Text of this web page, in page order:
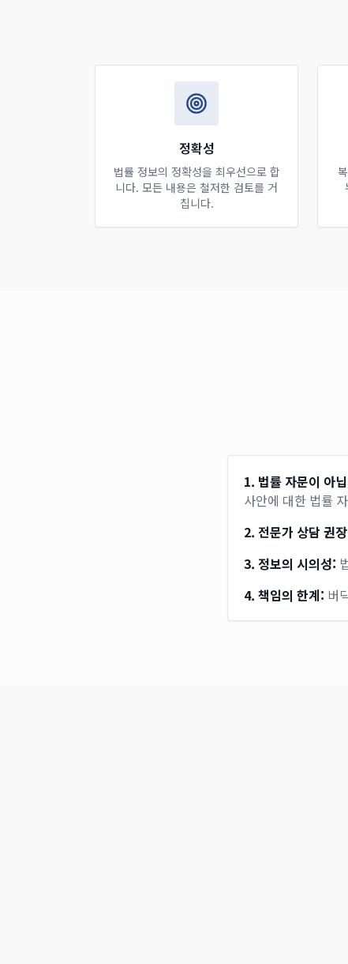
정확성
법률 정보의 정확성을 최우선으로 합
니다. 모든 내용은 철저한 검토를 거
칩니다.
1. 법률 자문이 아
사안에 대한 법률
2. 전문가 상담 권
3. 정보의 시의성:
4. 책임의 한계: 버